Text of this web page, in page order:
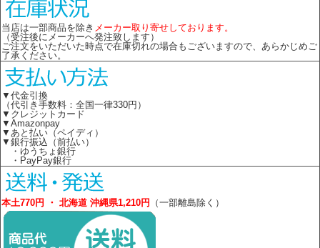
当店は一部商品を除き メーカー取り寄せしております。
（受注後にメーカーへ発注致します）
ご注文をいただいた時点で在庫切れの場合もございますので、あらかじめご
了承ください。
▼代金引換
（代引き手数料：全国一律330円）
▼クレジットカード
▼Amazonpay
▼あと払い（ペイディ）
▼銀行振込（前払い）
・ゆうちょ銀行
・PayPay銀行
本土770円 ・ 北海道 沖縄県1,210円 （一部離島除く）